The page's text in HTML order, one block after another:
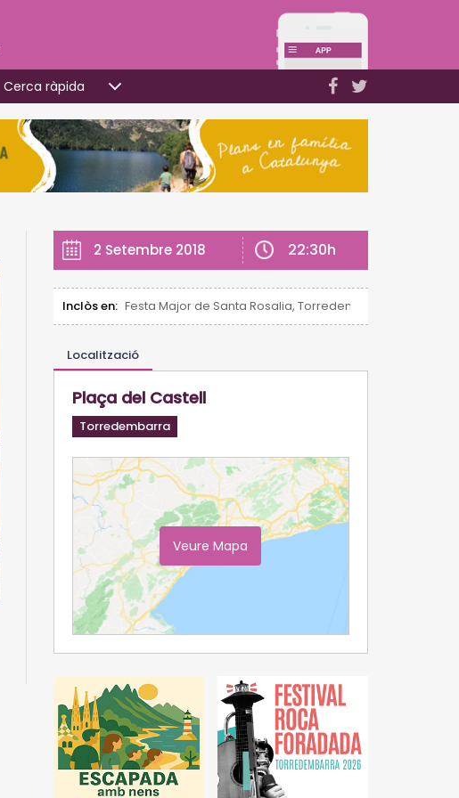
Cerca ràpida
2 Setembre 2018 22:30h
Inclòs en: Festa Major de Santa Rosalia, Torredembarra
Localització
Plaça del Castell
Torredembarra
Veure Mapa